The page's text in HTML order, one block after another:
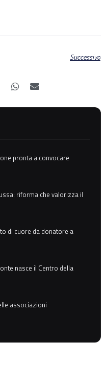
Successivo
pronta a convocare
riforma che valorizza il
di cuore da donatore a
nasce il Centro della
associazioni